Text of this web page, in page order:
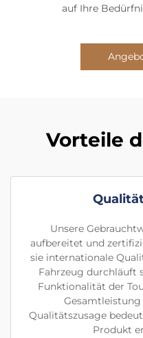
auf Ihre
Vorteile
Unsere
aufbereitet und
sie internationale
Fahrzeug durchläuft
Funktionalität der
Gesamtleistung
Qualitätszusage
Produkt